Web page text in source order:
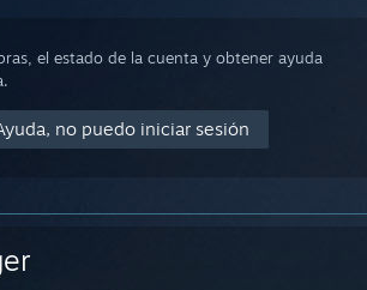
el estado de la cuenta y obtener ayuda
no puedo iniciar sesión